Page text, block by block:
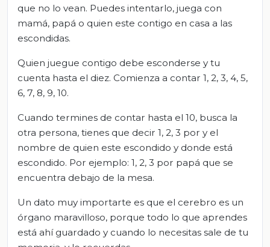
que no lo vean. Puedes intentarlo, juega con
mamá, papá o quien este contigo en casa a las
escondidas.
Quien juegue contigo debe esconderse y tu
cuenta hasta el diez. Comienza a contar 1, 2, 3, 4, 5,
6, 7, 8, 9, 10.
Cuando termines de contar hasta el 10, busca la
otra persona, tienes que decir 1, 2, 3 por y el
nombre de quien este escondido y donde está
escondido. Por ejemplo: 1, 2, 3 por papá que se
encuentra debajo de la mesa.
Un dato muy importarte es que el cerebro es un
órgano maravilloso, porque todo lo que aprendes
está ahí guardado y cuando lo necesitas sale de tu